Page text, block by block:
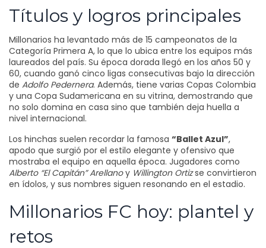
Títulos y logros principales
Millonarios ha levantado más de 15 campeonatos de la
Categoría Primera A, lo que lo ubica entre los equipos más
laureados del país. Su época dorada llegó en los años 50 y
60, cuando ganó cinco ligas consecutivas bajo la dirección
de Adolfo Pedernera. Además, tiene varias Copas Colombia
y una Copa Sudamericana en su vitrina, demostrando que
no solo domina en casa sino que también deja huella a
nivel internacional.
Los hinchas suelen recordar la famosa “Ballet Azul”,
apodo que surgió por el estilo elegante y ofensivo que
mostraba el equipo en aquella época. Jugadores como
Alberto “El Capitán” Arellanoy Willington Ortizse convirtieron
en ídolos, y sus nombres siguen resonando en el estadio.
Millonarios FC hoy: plantel y
retos